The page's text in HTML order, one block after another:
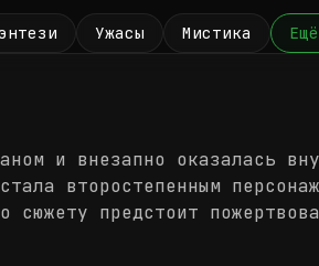
Ужасы Мистика Ещё
и внезапно оказалась
второстепенным
сюжету предстоит